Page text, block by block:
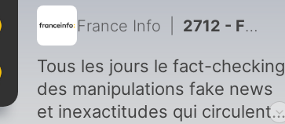
France Info 2712 - Faut-il boire très très froid pendant les vagues de chaleur ?
Tous les jours le fact-checking
des manipulations fake news
et inexactitudes qui circulent